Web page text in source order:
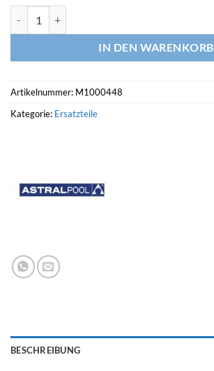
IN DEN WARENKORB
Artikelnummer: M1000448
Kategorie: Ersatzteile
BESCHREIBUNG